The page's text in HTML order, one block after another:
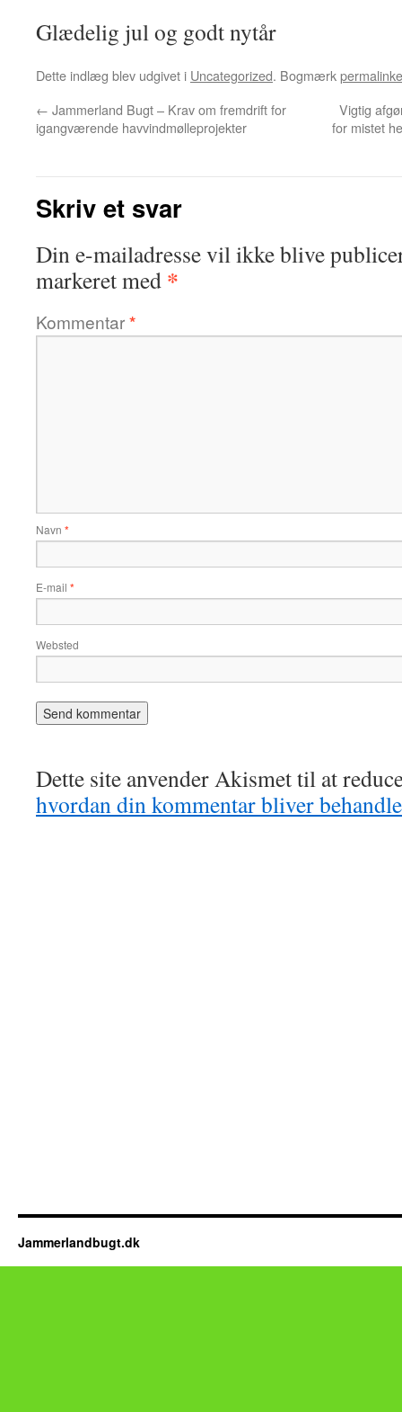
Glædelig jul og godt nytår
Dette indlæg blev udgivet i Uncategorized. Bogmærk
← Jammerland Bugt – Krav om fremdrift for
igangværende havvindmølleprojekter
Vigtig
for mistet
Skriv et svar
Din e-mailadresse vil ikke blive
markeret med *
Kommentar*
Navn *
E-mail *
Websted
Dette site anvender Akismet til at
hvordan din kommentar bliver
Jammerlandbugt.dk